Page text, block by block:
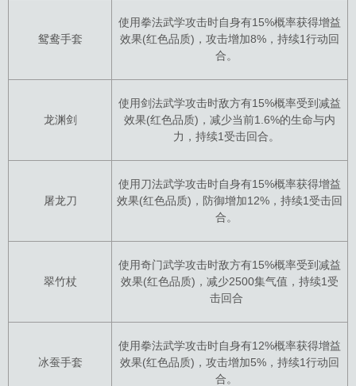
鸳鸯手套
使用拳法武学攻击时自身有15%概率获得增益
效果(红色品质)，攻击增加8%，持续1行动回
合。
龙渊剑
使用剑法武学攻击时敌方有15%概率受到减益
效果(红色品质)，减少当前1.6%的生命与内
力，持续1受击回合。
屠龙刀
使用刀法武学攻击时自身有15%概率获得增益
效果(红色品质)，防御增加12%，持续1受击回
合。
翠竹杖
使用奇门武学攻击时敌方有15%概率受到减益
效果(红色品质)，减少2500集气值，持续1受
击回合
冰蚕手套
使用拳法武学攻击时自身有12%概率获得增益
效果(红色品质)，攻击增加5%，持续1行动回
合。